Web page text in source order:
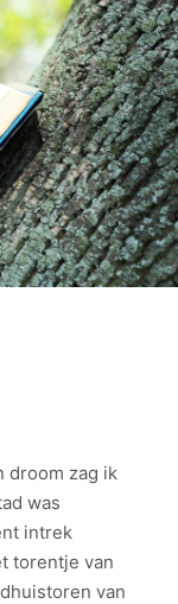
droom zag ik
was
intrek
torentje van
van